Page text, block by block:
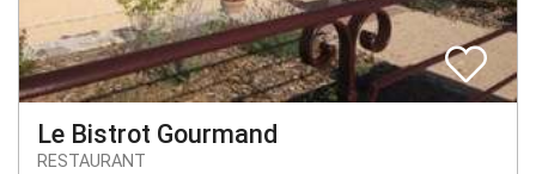
Le Bistrot Gourmand
RESTAURANT